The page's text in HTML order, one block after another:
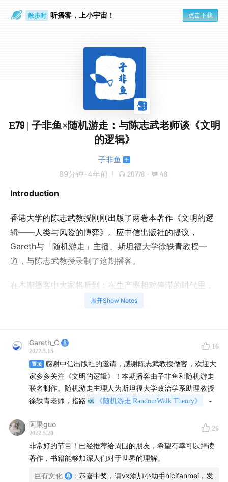
散步时 听播客，上小宇宙！ 点击下载
E79 | 子非鱼×随机游走：与陈志武老师谈《文明
的逻辑》
子非鱼
89分钟 · 4年前 20778 · 48
Introduction
香港大学的陈志武教授刚刚出版了两卷本著作《文明的逻
辑——人类与风险的博弈》。应中信出版社的提议，
Gareth与「随机游走」主播、斯坦福大学徐轶青教授一
道，与陈志武教授录制了这期播客。
在本期播客中大家将听到：在生产率相对停滞的时代里，
人类文明以何种形式取得进步？除了生产率之外，还有哪
的蓬勃发展，是否有共同的底色？
在著作内容之外，陈志武教授还分享了自己的治学心得：
写作历程横跨十余年，全书内容如何生长和演进？研究领
域从金融学到经济史，变与不变的又是什么？欢迎大家收
Speaker
陈志武，香港大学经管学院教授
展开Show Notes
Gareth_C
2022.5.15
16
置顶
感谢中信出版社的邀请，感谢陈志武教授做客，欢迎大
家多多关注《文明的逻辑》！本期播客由子非鱼和随机游走
联名制作。随机游走主理人为斯坦福大学政治学系助理教授
徐轶青老师，指路
《随机游走|RandomWalk Theory》 ～
阿果guo
2022.5.20
26
非常好的节目！已经推荐给周围的朋友，希望有幸可以拜读
著作，书籍能够加深人们对于世界的理解。
巨有文化 : 恭喜中奖，请vx添加小助手nicifanmei，发